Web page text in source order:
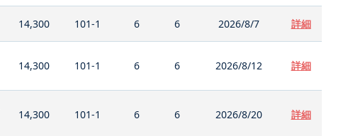
14,300 101-1 6 6 2026/8/7 詳細
14,300 101-1 6 6 2026/8/12 詳細
14,300 101-1 6 6 2026/8/20 詳細